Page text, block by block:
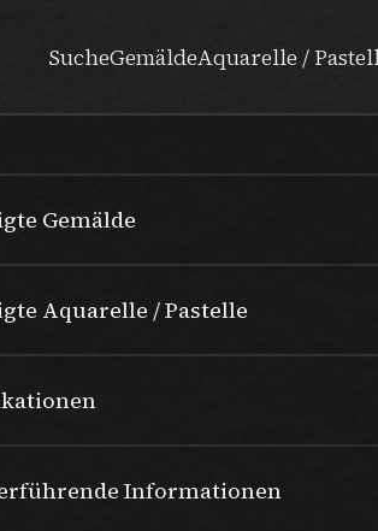
SucheGemäldeAquarelle /
Gemälde
Aquarelle / Pastelle
Informationen